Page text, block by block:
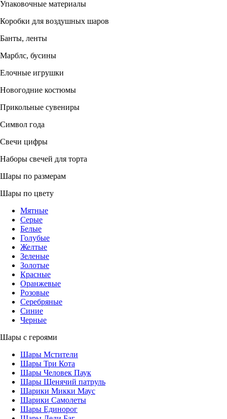
Упаковочные материалы
Коробки для воздушных шаров
Банты, ленты
Марблс, бусины
Елочные игрушки
Новогодние костюмы
Прикольные сувениры
Символ года
Свечи цифры
Наборы свечей для торта
Шары по размерам
Шары по цвету
Мятные
Серые
Белые
Голубые
Желтые
Зеленые
Золотые
Красные
Оранжевые
Розовые
Серебряные
Синие
Черные
Шары с героями
Шары Мстители
Шары Три Кота
Шары Человек Паук
Шары Щенячий патруль
Шарики Микки Маус
Шарики Самолеты
Шары Единорог